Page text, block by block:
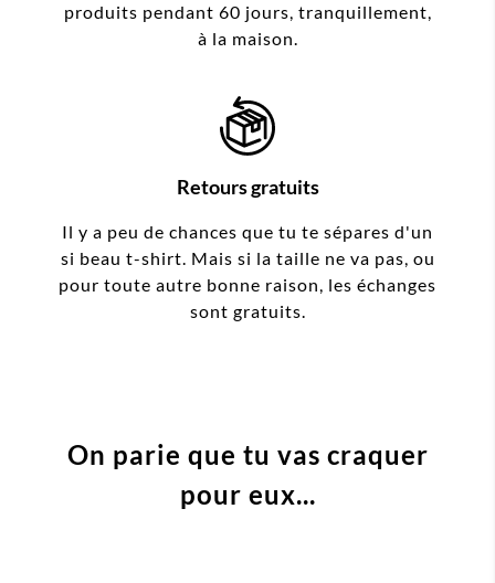
produits pendant 60 jours, tranquillement,
à la maison.
Retours gratuits
Il y a peu de chances que tu te sépares d'un
si beau t-shirt. Mais si la taille ne va pas, ou
pour toute autre bonne raison, les échanges
sont gratuits.
On parie que tu vas craquer
pour eux...